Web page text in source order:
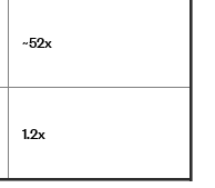
~52x
1.2x